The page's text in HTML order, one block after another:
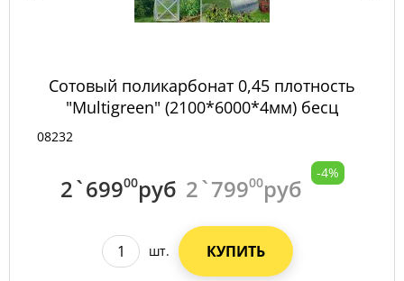
Сотовый поликарбонат 0,45 плотность
"Multigreen" (2100*6000*4мм) бесц
08232
2`69900руб 2`79900руб
-4%
шт. КУПИТЬ